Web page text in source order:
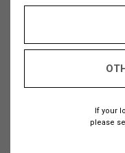
If your
please